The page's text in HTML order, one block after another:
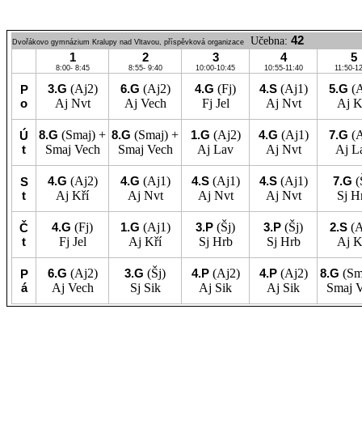
Dvořákovo gymnázium Kralupy nad Vltavou, příspěvková organizace Učebna: 42
1
8:00- 8:45
2
8:55- 9:40
3
10:00-10:45
4
10:55-11:40
5
11:50-
P
o
3.G (Aj2)
Aj Nvt
6.G (Aj2)
Aj Vech
4.G (Fj)
Fj Jel
4.S (Aj1)
Aj Nvt
5.G
Aj
Ú
t
8.G (Smaj) +
Smaj Vech
8.G (Smaj) +
Smaj Vech
1.G (Aj2)
Aj Lav
4.G (Aj1)
Aj Nvt
7.G
Aj
S
t
4.G (Aj2)
Aj Kří
4.G (Aj1)
Aj Nvt
4.S (Aj1)
Aj Nvt
4.S (Aj1)
Aj Nvt
7.G
Sj
Č
t
4.G (Fj)
Fj Jel
1.G (Aj1)
Aj Kří
3.P (Šj)
Sj Hrb
3.P (Šj)
Sj Hrb
2.S
Aj
P
á
6.G (Aj2)
Aj Vech
3.G (Šj)
Sj Sik
4.P (Aj2)
Aj Sik
4.P (Aj2)
Aj Sik
8.G
Smaj